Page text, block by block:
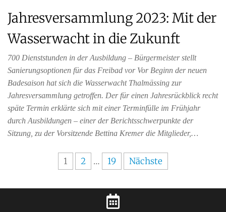
Jahresversammlung 2023: Mit der
Wasserwacht in die Zukunft
700 Dienststunden in der Ausbildung – Bürgermeister stellt
Sanierungsoptionen für das Freibad vor Vor Beginn der neuen
Badesaison hat sich die Wasserwacht Thalmässing zur
Jahresversammlung getroffen. Der für einen Jahresrückblick recht
späte Termin erklärte sich mit einer Terminfülle im Frühjahr
durch Ausbildungen – einer der Berichtsschwerpunkte der
Sitzung, zu der Vorsitzende Bettina Kremer die Mitglieder,…
1 2 … 19 Nächste